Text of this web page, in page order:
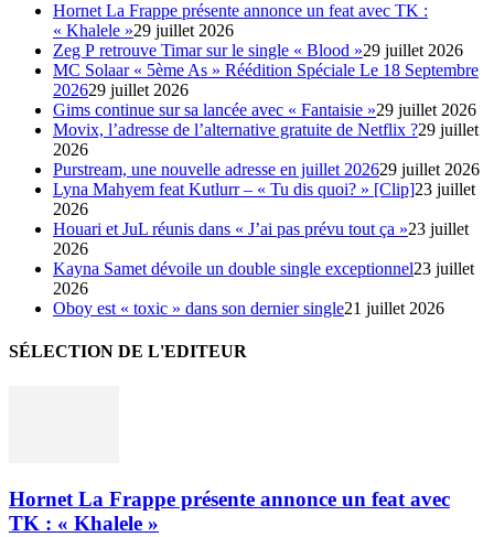
Hornet La Frappe présente annonce un feat avec TK :
« Khalele »29 juillet 2026
Zeg P retrouve Timar sur le single « Blood »29 juillet 2026
MC Solaar « 5ème As » Réédition Spéciale Le 18 Septembre
202629 juillet 2026
Gims continue sur sa lancée avec « Fantaisie »29 juillet 2026
Movix, l’adresse de l’alternative gratuite de Netflix ?29 juillet
2026
Purstream, une nouvelle adresse en juillet 202629 juillet 2026
Lyna Mahyem feat Kutlurr – « Tu dis quoi? » [Clip]23 juillet
2026
Houari et JuL réunis dans « J’ai pas prévu tout ça »23 juillet
2026
Kayna Samet dévoile un double single exceptionnel23 juillet
2026
Oboy est « toxic » dans son dernier single21 juillet 2026
SÉLECTION DE L'EDITEUR
Hornet La Frappe présente annonce un feat avec
TK : « Khalele »